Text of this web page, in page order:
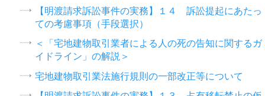
【明渡請求訴訟事件の実務】１４ 訴訟提起にあたっ
ての考慮事項（手段選択）
＜「宅地建物取引業者による人の死の告知に関するガ
イドライン」の解説＞
宅地建物取引業法施行規則の一部改正等について